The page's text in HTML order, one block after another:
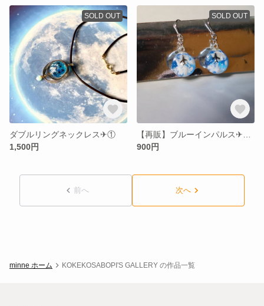
SOLD OUT
ダブルリングネックレス✈︎①
1,500円
SOLD OUT
900円
前へ 次へ
minne ホーム KOKEKOSABOPI'S GALLERY の作品一覧